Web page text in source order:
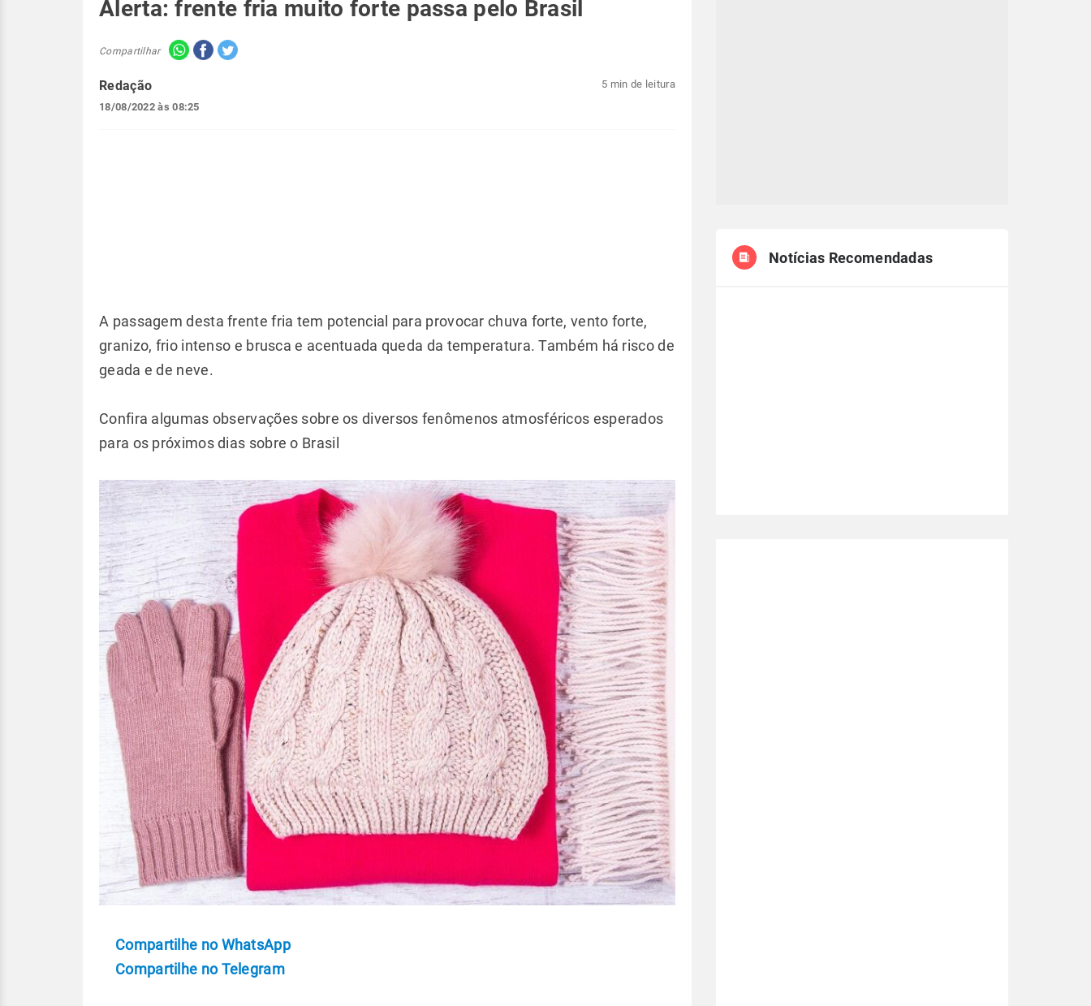
Alerta: frente fria muito forte passa pelo Brasil
Compartilhar
Redação
18/08/2022 às 08:25
5 min de leitura
A passagem desta frente fria tem potencial para provocar chuva forte, vento forte,
granizo, frio intenso e brusca e acentuada queda da temperatura. Também há risco de
geada e de neve.
Confira algumas observações sobre os diversos fenômenos atmosféricos esperados
para os próximos dias sobre o Brasil
Compartilhe no WhatsApp
Compartilhe no Telegram
Notícias Recomendadas